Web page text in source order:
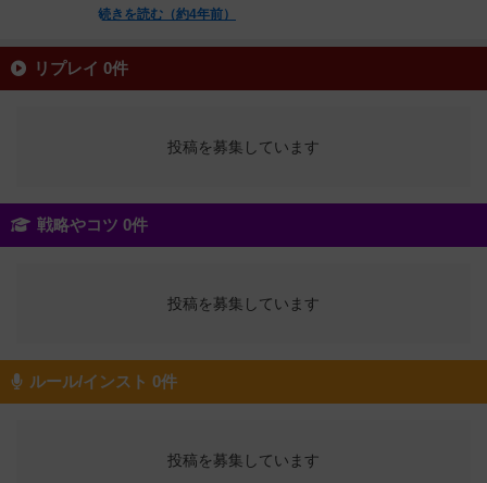
続きを読む（約4年前）
リプレイ 0件
投稿を募集しています
戦略やコツ 0件
投稿を募集しています
ルール/インスト 0件
投稿を募集しています